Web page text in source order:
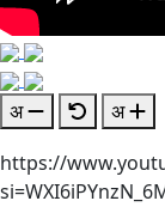
अ
अ
https://